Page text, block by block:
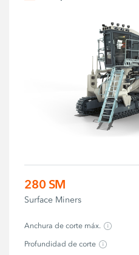
280 SM
Surface Miners
Anchura de corte máx.
Profundidad de corte